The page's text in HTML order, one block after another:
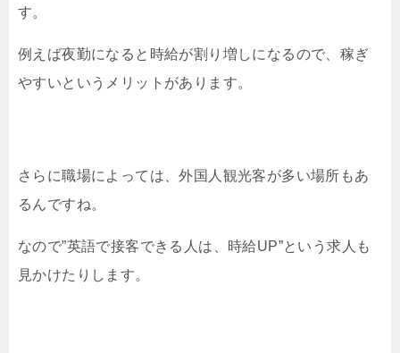
す。
例えば夜勤になると時給が割り増しになるので、稼ぎ
やすいというメリットがあります。
さらに職場によっては、外国人観光客が多い場所もあ
るんですね。
なので”英語で接客できる人は、時給UP”という求人も
見かけたりします。